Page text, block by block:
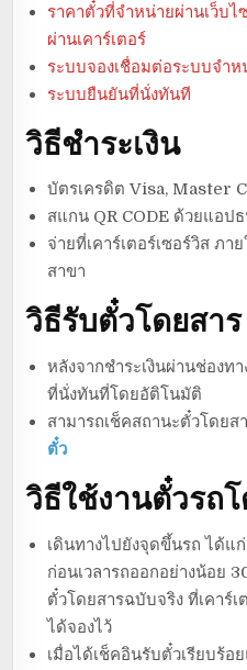
ราคาตั๋วที่จำหน่ายผ่านเว็บ
ผ่านเคาร์เตอร์
ระบบจองเชื่อมต่อระบบจำ
ระบบยืนยันที่นั่งทันที
วิธีชำระเงิน
บัตรเครดิต Visa, Master
สแกน QR CODE ด้วยแอป
จ่ายที่เคาร์เตอร์เซอร์วิส ภา
สาขา
วิธีรับตั๋วโดยสาร
หลังจากชำระเงินผ่านช่องท
ที่นั่งทันที่โดยอัติโนมัติ
สามารถเช็คสถานะตั๋วโดยส
ตั๋ว
วิธีใช้งานตั๋วรถ
เดินทางไปยังจุดขึ้นรถ ได้แ
ก่อนเวลารถออกอย่างน้อย
ตั๋วโดยสารฉบับจริง ที่เคาร์
ได้จองไว้
เมื่อได้เช็คอินรับตั๋วเรียบร้อ